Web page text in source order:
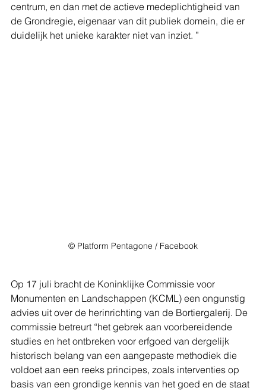
centrum, en dan met de actieve medeplichtigheid van
de Grondregie, eigenaar van dit publiek domein, die er
duidelijk het unieke karakter niet van inziet. ”
© Platform Pentagone / Facebook
Op 17 juli bracht de Koninklijke Commissie voor
Monumenten en Landschappen (KCML) een ongunstig
advies uit over de herinrichting van de Bortiergalerij. De
commissie betreurt “het gebrek aan voorbereidende
studies en het ontbreken voor erfgoed van dergelijk
historisch belang van een aangepaste methodiek die
voldoet aan een reeks principes, zoals interventies op
basis van een grondige kennis van het goed en de staat